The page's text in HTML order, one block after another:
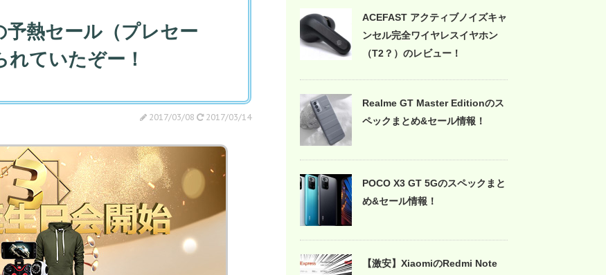
熱セール（プレセー
ていたぞー！
2017/03/08 2017/03/14
ACEFAST アクティブノイズキャ
ンセル完全ワイヤレスイヤホン
（T2？）のレビュー！
Realme GT Master Editionのス
ペックまとめ&セール情報！
POCO X3 GT 5Gのスペックまと
め&セール情報！
【激安】XiaomiのRedmi Note